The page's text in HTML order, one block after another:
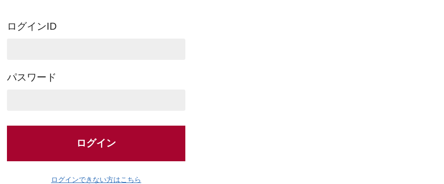
ログインID
パスワード
ログイン
ログインできない方はこちら